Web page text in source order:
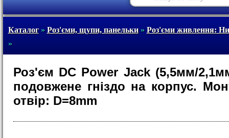
Каталог» Роз'єми, щупи, панельки» Роз'єми живлення:
»
Роз'єм DC Power Jack (5,5мм/
подовжене гніздо на корпус.
отвір: D=8mm